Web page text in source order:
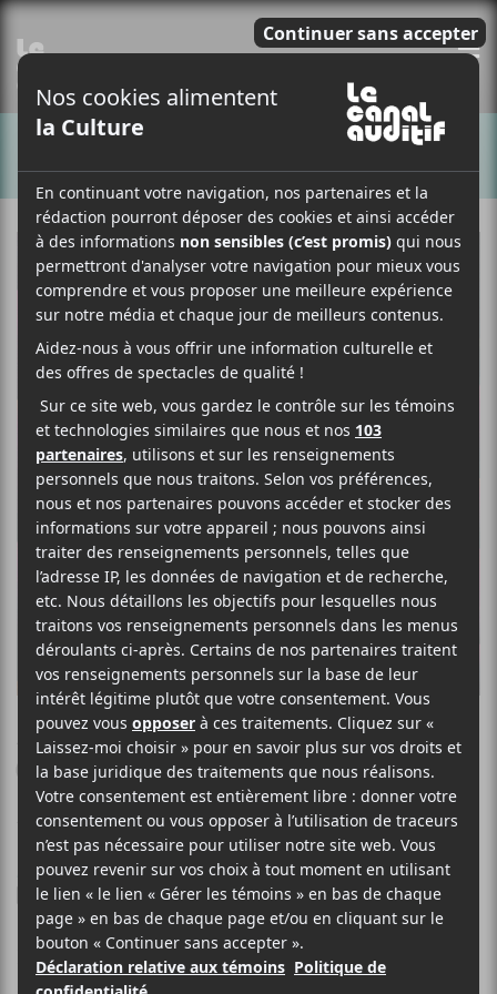
ALTIN GÜN
Ordunun Dereleri
18 NOVEMBRE 2020
PARLOUIS-PHILIPPE LABRÈCHE
/ ROCK
F
A
C
E
B
T
W
I
T
T
P
A
T
A
Le groupeAltin Günest de retour avec un nouveau
simple qui annonce du même coup un nouvel album!